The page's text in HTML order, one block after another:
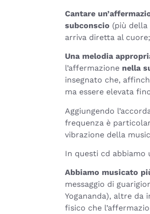
Cantare
subconscio (più della
arriva diretta al
Una melodia
l’affermazione nella
insegnato che,
ma essere elevata
Aggiungendo
frequenza è
vibrazione della
In questi cd abbiamo
Abbiamo musicato
messaggio di
Yogananda), altre da
fisico che